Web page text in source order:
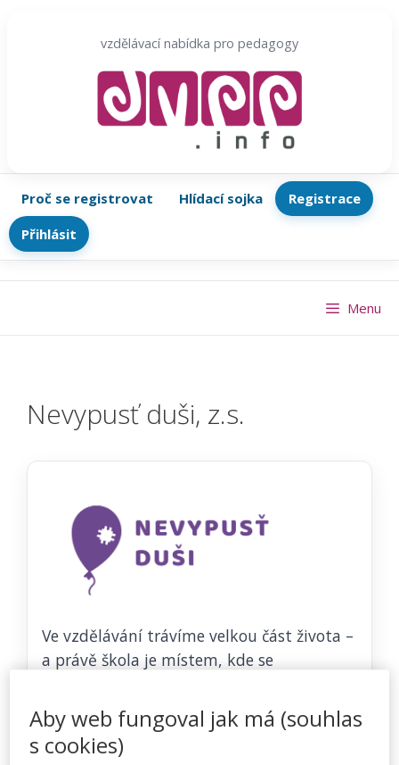
vzdělávací nabídka pro pedagogy
Proč se registrovat Hlídací sojka
Registrace
Přihlásit
Nevypusť duši, z.s.
Ve vzdělávání trávíme velkou část života –
a právě škola je místem, kde se
vztahy, stresem i náročnými situacemi. V
Nevypusť duši podporujeme vyučující…
Menu
Aby web fungoval jak má (souhlas
s cookies)